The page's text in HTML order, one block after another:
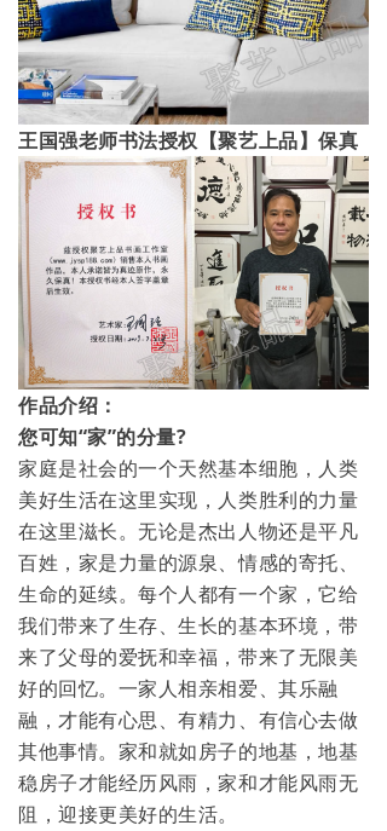
王国强老师书法授权【聚艺上品】保真
作品介绍：
您可知“家”的分量?
家庭是社会的一个天然基本细胞，人类
美好生活在这里实现，人类胜利的力量
在这里滋长。无论是杰出人物还是平凡
百姓，家是力量的源泉、情感的寄托、
生命的延续。每个人都有一个家，它给
我们带来了生存、生长的基本环境，带
来了父母的爱抚和幸福，带来了无限美
好的回忆。一家人相亲相爱、其乐融
融，才能有心思、有精力、有信心去做
其他事情。家和就如房子的地基，地基
稳房子才能经历风雨，家和才能风雨无
阻，迎接更美好的生活。